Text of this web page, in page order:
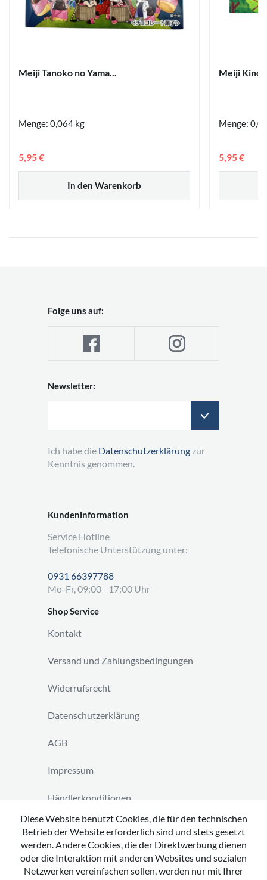
Meiji Tanoko no Yama...
Menge: 0,064 kg
In den Warenkorb
5,95 €
Meiji
Menge:
5,95 €
Kundeninformation
Service Hotline
Telefonische Unterstützung unter:
0931 66397788
Mo-Fr, 09:00 - 17:00 Uhr
Shop Service
Kontakt
Versand und Zahlungsbedingungen
Widerrufsrecht
Datenschutzerklärung
AGB
Impressum
Händlerkonditionen
Vertrag widerrufen
Folge uns auf:
Newsletter:
Ich habe die Datenschutzerklärung zur
Kenntnis genommen.
Diese Website benutzt Cookies, die für den technischen
Betrieb der Website erforderlich sind und stets gesetzt
werden. Andere Cookies, die der Direktwerbung dienen
oder die Interaktion mit anderen Websites und sozialen
Netzwerken vereinfachen sollen, werden nur mit Ihrer